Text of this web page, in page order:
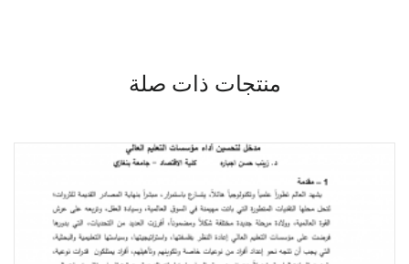
منتجات ذات صلة